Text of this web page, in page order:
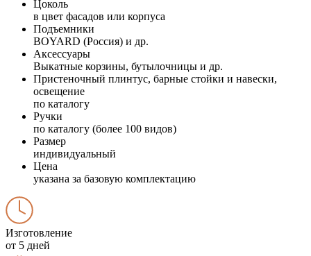
Цоколь
в цвет фасадов или корпуса
Подъемники
BOYARD (Россия) и др.
Аксессуары
Выкатные корзины, бутылочницы и др.
Пристеночный плинтус, барные стойки и навески,
освещение
по каталогу
Ручки
по каталогу (более 100 видов)
Размер
индивидуальный
Цена
указана за базовую комплектацию
Изготовление
от 5 дней